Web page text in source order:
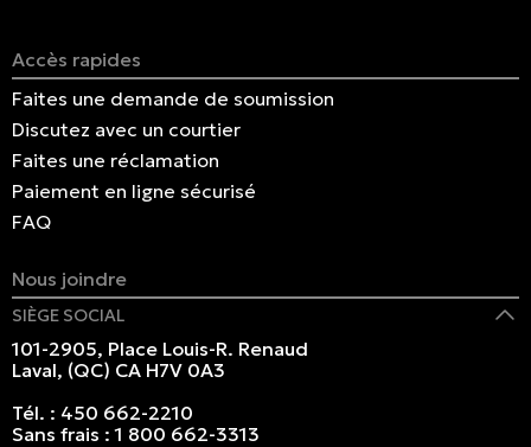
Accès rapides
Faites une demande de soumission
Discutez avec un courtier
Faites une réclamation
Paiement en ligne sécurisé
FAQ
Nous joindre
SIÈGE SOCIAL
101-2905, Place Louis-R. Renaud
Laval, (QC) CA H7V 0A3
Tél. : 450 662-2210
Sans frais :1 800 662-3313